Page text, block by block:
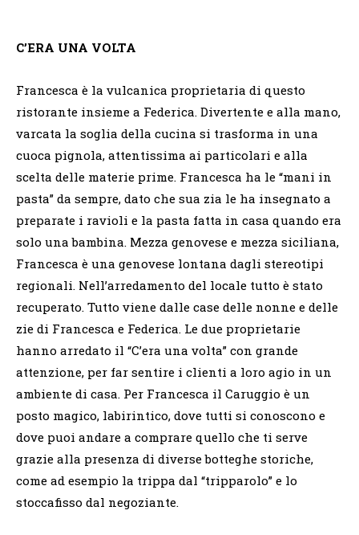
C’ERA UNA VOLTA
Francesca è la vulcanica proprietaria di questo
ristorante insieme a Federica. Divertente e alla mano,
varcata la soglia della cucina si trasforma in una
cuoca pignola, attentissima ai particolari e alla
scelta delle materie prime. Francesca ha le “mani in
pasta” da sempre, dato che sua zia le ha insegnato a
preparate i ravioli e la pasta fatta in casa quando era
solo una bambina. Mezza genovese e mezza siciliana,
Francesca è una genovese lontana dagli stereotipi
regionali. Nell’arredamento del locale tutto è stato
recuperato. Tutto viene dalle case delle nonne e delle
zie di Francesca e Federica. Le due proprietarie
hanno arredato il “C’era una volta” con grande
attenzione, per far sentire i clienti a loro agio in un
ambiente di casa. Per Francesca il Caruggio è un
posto magico, labirintico, dove tutti si conoscono e
dove puoi andare a comprare quello che ti serve
grazie alla presenza di diverse botteghe storiche,
come ad esempio la trippa dal “tripparolo” e lo
stoccafisso dal negoziante.